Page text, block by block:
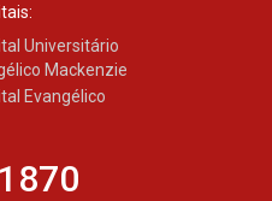
do HUEM
sobre
2026
Universitário
Mackenzie
Evangélico